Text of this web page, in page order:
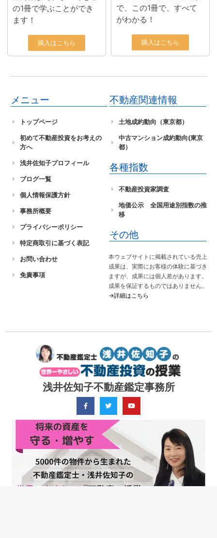
浅井佐知子不動産鑑定事務所
メニュー
トップページ
初めて不動産投資をお考えの
方へ
浅井佐知子プロフィール
ブログ一覧
個人情報保護方針
事務所概要
プライバシーポリシー
特定商取引に基づく表記
お問い合わせ
免責事項
不動産関連情報
土地成約動向（東京都）
中古マンション成約動向(東京
都）
各種指数
不動産投資家調査
地価公示 全国用途別指数の推
移
その他
本ウェブサイトに掲載されている売上
成果は、実際にお客様の体験に基づき
ますが、成果には個人差があります。
成果を保証するものではありません。
→詳細はこちら
の1冊で学ぶことができ
ます！
購入はこちら
で、この1冊で、すべて
がわかる！
購入はこちら